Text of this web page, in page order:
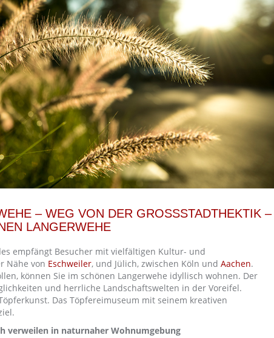
– WEG VON DER GROSSSTADTHEKTIK – I
LANGERWEHE
empfängt Besucher mit vielfältigen Kultur- und
Nähe von Eschweiler, und Jülich, zwischen Köln und Aachen.
können Sie im schönen Langerwehe idyllisch wohnen. Der
und herrliche Landschaftswelten in der Voreifel.
Das Töpfereimuseum mit seinem kreativen
verweilen in naturnaher Wohnumgebung